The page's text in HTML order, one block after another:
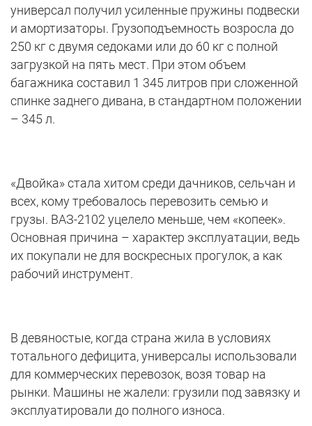
универсал получил усиленные пружины подвески
и амортизаторы. Грузоподъемность возросла до
250 кг с двумя седоками или до 60 кг с полной
загрузкой на пять мест. При этом объем
багажника составил 1 345 литров при сложенной
спинке заднего дивана, в стандартном положении
– 345 л.
«Двойка» стала хитом среди дачников, сельчан и
всех, кому требовалось перевозить семью и
грузы. ВАЗ-2102 уцелело меньше, чем «копеек».
Основная причина – характер эксплуатации, ведь
их покупали не для воскресных прогулок, а как
рабочий инструмент.
В девяностые, когда страна жила в условиях
тотального дефицита, универсалы использовали
для коммерческих перевозок, возя товар на
рынки. Машины не жалели: грузили под завязку и
эксплуатировали до полного износа.